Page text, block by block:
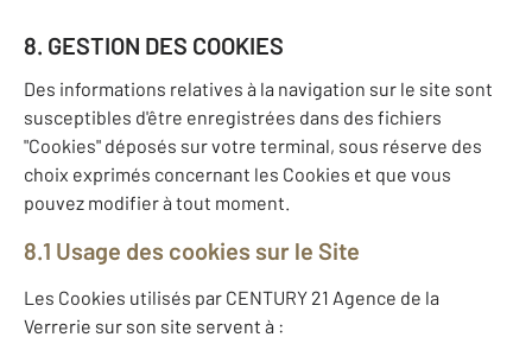
8. GESTION DES COOKIES
Des informations relatives à la navigation sur le site sont
susceptibles d'être enregistrées dans des fichiers
"Cookies" déposés sur votre terminal, sous réserve des
choix exprimés concernant les Cookies et que vous
pouvez modifier à tout moment.
8.1 Usage des cookies sur le Site
Les Cookies utilisés par CENTURY 21 Agence de la
Verrerie sur son site servent à :